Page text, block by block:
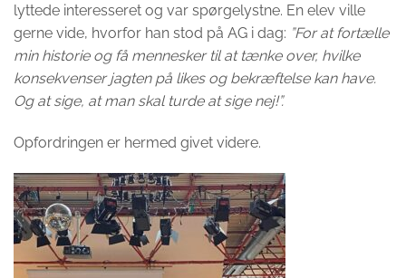
lyttede interesseret og var spørgelystne. En elev ville
gerne vide, hvorfor han stod på AG i dag: ”For at fortælle
min historie og få mennesker til at tænke over, hvilke
konsekvenser jagten på likes og bekræftelse kan have.
Og at sige, at man skal turde at sige nej!”.
Opfordringen er hermed givet videre.